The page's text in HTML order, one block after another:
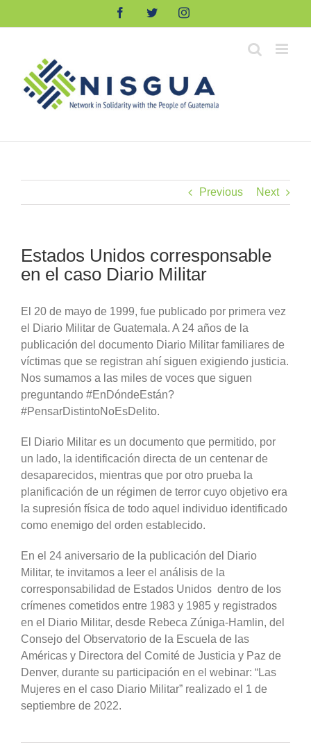
FacebookTwitterInstagram
Previous Next
Estados Unidos corresponsable
en el caso Diario Militar
El 20 de mayo de 1999, fue publicado por primera vez
el Diario Militar de Guatemala. A 24 años de la
publicación del documento Diario Militar familiares de
víctimas que se registran ahí siguen exigiendo justicia.
Nos sumamos a las miles de voces que siguen
preguntando #EnDóndeEstán?
#PensarDistintoNoEsDelito.
El Diario Militar es un documento que permitido, por
un lado, la identificación directa de un centenar de
desaparecidos, mientras que por otro prueba la
planificación de un régimen de terror cuyo objetivo era
la supresión física de todo aquel individuo identificado
como enemigo del orden establecido.
En el 24 aniversario de la publicación del Diario
Militar, te invitamos a leer el análisis de la
corresponsabilidad de Estados Unidos dentro de los
crímenes cometidos entre 1983 y 1985 y registrados
en el Diario Militar, desde Rebeca Zúniga-Hamlin, del
Consejo del Observatorio de la Escuela de las
Américas y Directora del Comité de Justicia y Paz de
Denver, durante su participación en el webinar: “Las
Mujeres en el caso Diario Militar” realizado el 1 de
septiembre de 2022.